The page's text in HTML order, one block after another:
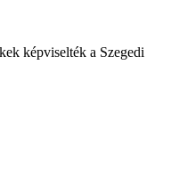
képviselték a Szegedi